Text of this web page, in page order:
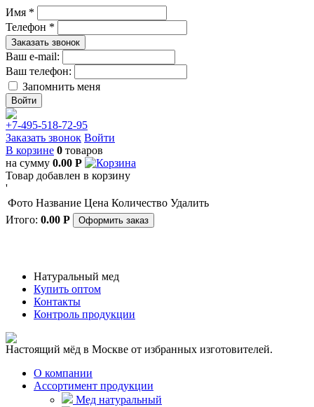
Имя *
Телефон *
Заказать звонок
Ваш e-mail:
Ваш телефон:
Запомнить меня
+7-495-518-72-95
Заказать звонок Войти
В корзине 0 товаров
на сумму 0.00 Р
Товар добавлен в корзину
'
Фото Название Цена Количество Удалить
Итого: 0.00 Р Оформить заказ
Натуральный мед
Купить оптом
Контакты
Контроль продукции
Настоящий мёд в Москве от избранных изготовителей.
О компании
Ассортимент продукции
Мед натуральный